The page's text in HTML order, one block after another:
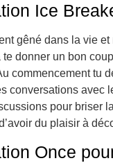
Ice
gêné dans la vie
donner un bon
commencement tu
conversations avec
pour briser
du plaisir à
Once